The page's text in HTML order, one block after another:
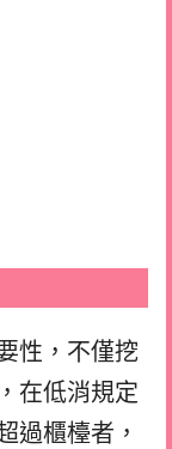
性，不僅挖
在低消規定
過櫃檯者，